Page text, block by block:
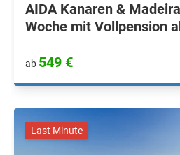
AIDA Kanaren &
Woche mit Vollpension
ab 549 €
Last Minute